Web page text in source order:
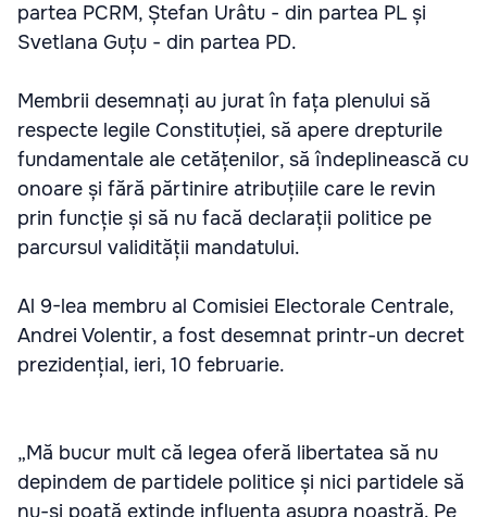
partea PCRM, Ștefan Urâtu - din partea PL și
Svetlana Guțu - din partea PD.
Membrii desemnați au jurat în fața plenului să
respecte legile Constituției, să apere drepturile
fundamentale ale cetățenilor, să îndeplinească cu
onoare și fără părtinire atribuțiile care le revin
prin funcție și să nu facă declarații politice pe
parcursul validității mandatului.
Al 9-lea membru al Comisiei Electorale Centrale,
Andrei Volentir, a fost desemnat printr-un decret
prezidențial, ieri, 10 februarie.
„Mă bucur mult că legea oferă libertatea să nu
depindem de partidele politice și nici partidele să
nu-și poată extinde influența asupra noastră. Pe